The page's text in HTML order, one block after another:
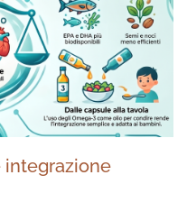
integrazione